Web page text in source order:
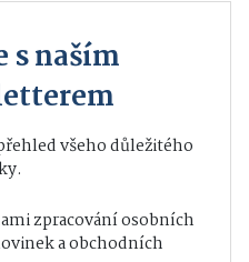
s naším
všeho důležitého
zpracování osobních
a obchodních